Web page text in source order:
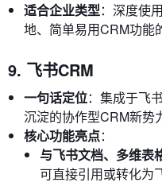
适合企业类型：深度使
地、简单易用CRM功能
9. 飞书CRM
一句话定位：集成于飞
沉淀的协作型CRM新势
核心功能亮点：
与飞书文档、多维表
可直接引用或转化为